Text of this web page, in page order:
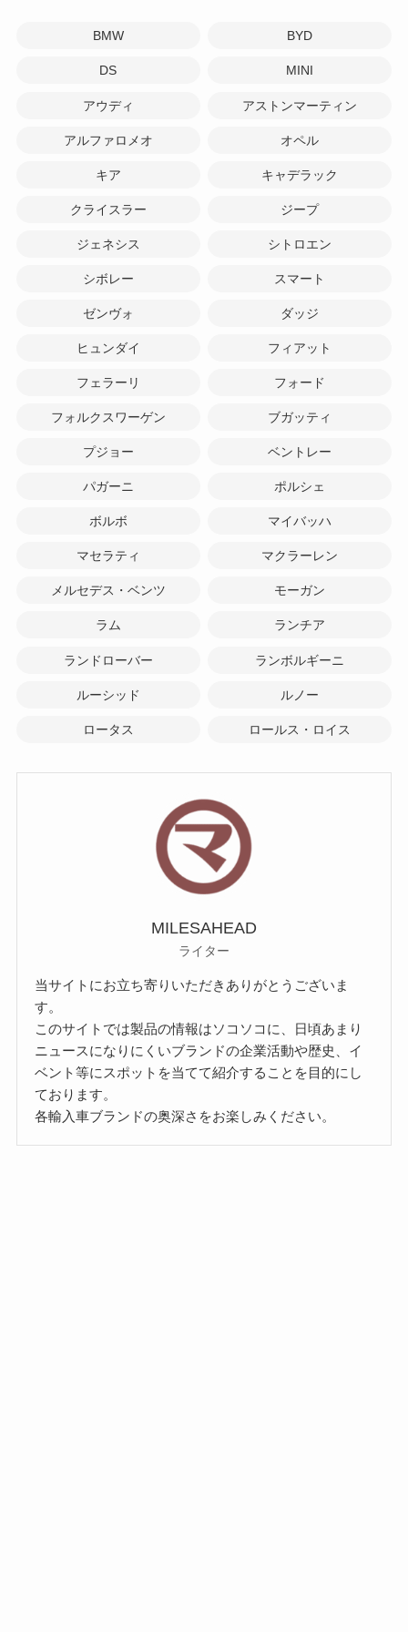
BMW BYD
DS MINI
アウディ アストンマーティン
アルファロメオ オペル
キア キャデラック
クライスラー ジープ
ジェネシス シトロエン
シボレー スマート
ゼンヴォ ダッジ
ヒュンダイ フィアット
フェラーリ フォード
フォルクスワーゲン ブガッティ
プジョー ベントレー
パガーニ ポルシェ
ボルボ マイバッハ
マセラティ マクラーレン
メルセデス・ベンツ モーガン
ラム ランチア
ランドローバー ランボルギーニ
ルーシッド ルノー
ロータス ロールス・ロイス
MILESAHEAD
ライター
当サイトにお立ち寄りいただきありがとうございま
す。
このサイトでは製品の情報はソコソコに、日頃あまり
ニュースになりにくいブランドの企業活動や歴史、イ
ベント等にスポットを当てて紹介することを目的にし
ております。
各輸入車ブランドの奥深さをお楽しみください。